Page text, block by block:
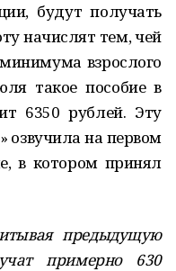
будут получать
начислят тем, чей
взрослого
такое пособие в
6350 рублей. Эту
озвучила на первом
в котором принял
предыдущую
примерно 630